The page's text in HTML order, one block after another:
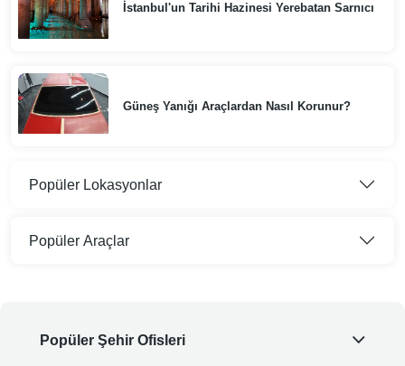
İstanbul'un Tarihi Hazinesi Yerebatan Sarnıcı
Güneş Yanığı Araçlardan Nasıl Korunur?
Popüler Lokasyonlar
Popüler Araçlar
Popüler Şehir Ofisleri